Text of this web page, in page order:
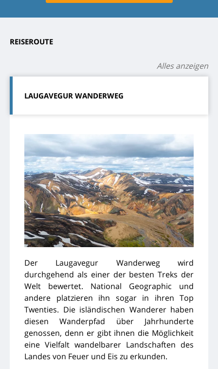
REISEROUTE
Alles anzeigen
LAUGAVEGUR WANDERWEG
Der Laugavegur Wanderweg wird
durchgehend als einer der besten Treks der
Welt bewertet. National Geographic und
andere platzieren ihn sogar in ihren Top
Twenties. Die isländischen Wanderer haben
diesen Wanderpfad über Jahrhunderte
genossen, denn er gibt ihnen die Möglichkeit
eine Vielfalt wandelbarer Landschaften des
Landes von Feuer und Eis zu erkunden.